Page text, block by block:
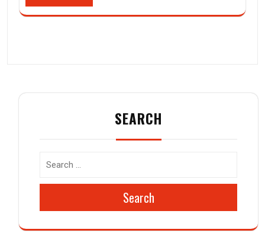
SEARCH
Search